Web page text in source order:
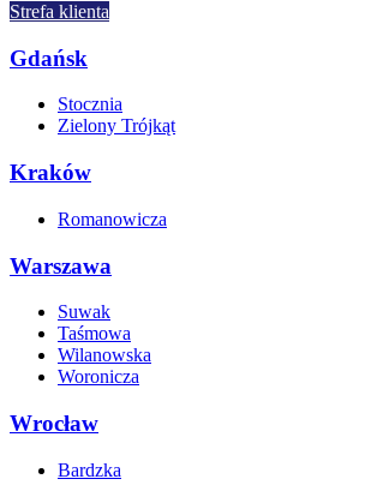
Strefa klienta
Gdańsk
Stocznia
Zielony Trójkąt
Kraków
Romanowicza
Warszawa
Suwak
Taśmowa
Wilanowska
Woronicza
Wrocław
Bardzka